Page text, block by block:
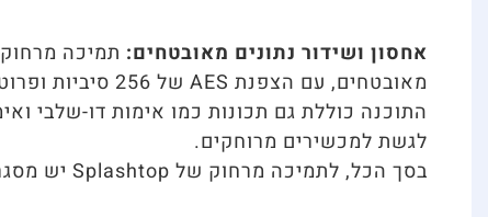
אחסון ושידור נתונים מאובטחים:
מאובטחים, עם הצפנת AES של 256 סיביות ופרוטוקולי SSL/TLS לחיבורים מרוחקים מאובטחים.
התוכנה כוללת גם תכונות כמו אימות דו-שלבי
לגשת למכשירים מרוחקים.
בסך הכל, לתמיכה מרחוק של Splashtop יש מסגרת אבטחה חזקה להגנה על נתונים רגישים.